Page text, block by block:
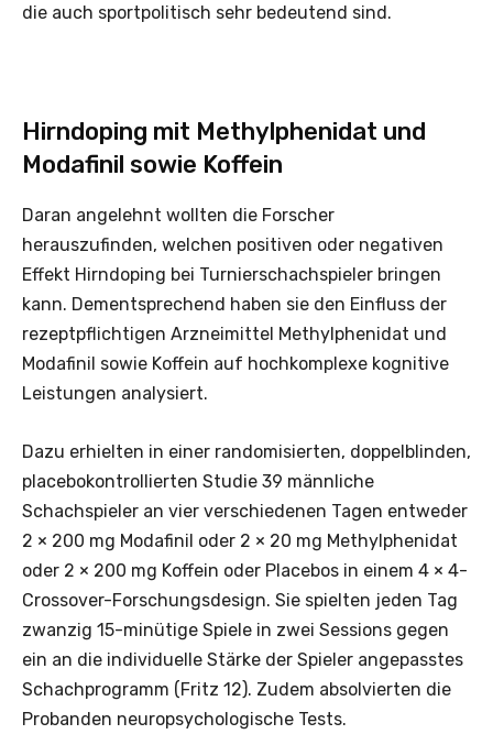
die auch sportpolitisch sehr bedeutend sind.
Hirndoping mit Methylphenidat und
Modafinil sowie Koffein
Daran angelehnt wollten die Forscher
herauszufinden, welchen positiven oder negativen
Effekt Hirndoping bei Turnierschachspieler bringen
kann. Dementsprechend haben sie den Einfluss der
rezeptpflichtigen Arzneimittel Methylphenidat und
Modafinil sowie Koffein auf hochkomplexe kognitive
Leistungen analysiert.
Dazu erhielten in einer randomisierten, doppelblinden,
placebokontrollierten Studie 39 männliche
Schachspieler an vier verschiedenen Tagen entweder
2 × 200 mg Modafinil oder 2 × 20 mg Methylphenidat
oder 2 × 200 mg Koffein oder Placebos in einem 4 × 4-
Crossover-Forschungsdesign. Sie spielten jeden Tag
zwanzig 15-minütige Spiele in zwei Sessions gegen
ein an die individuelle Stärke der Spieler angepasstes
Schachprogramm (Fritz 12). Zudem absolvierten die
Probanden neuropsychologische Tests.